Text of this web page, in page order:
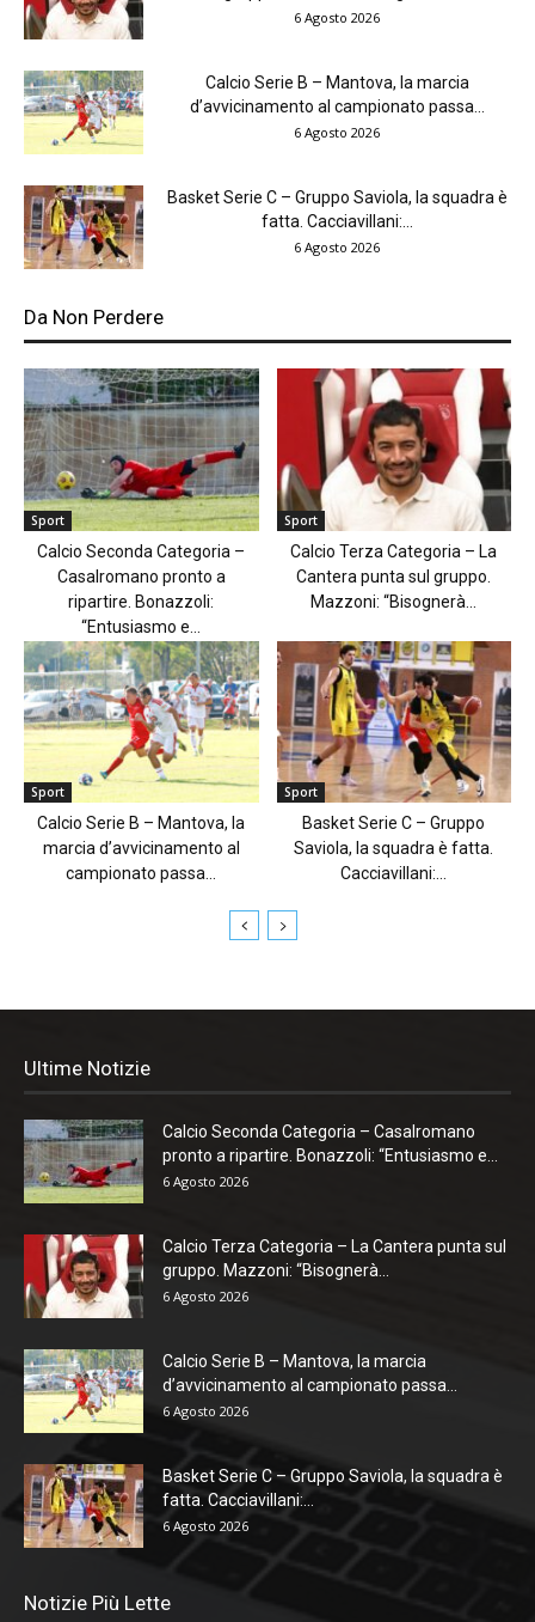
6 Agosto 2026
Calcio Serie B – Mantova, la marcia
d’avvicinamento al campionato passa...
6 Agosto 2026
Basket Serie C – Gruppo Saviola, la squadra è
fatta. Cacciavillani:...
6 Agosto 2026
Da Non Perdere
Sport
Calcio Seconda Categoria –
Casalromano pronto a
ripartire. Bonazzoli:
“Entusiasmo e...
Sport
Calcio Terza Categoria – La
Cantera punta sul gruppo.
Mazzoni: “Bisognerà...
Sport
Calcio Serie B – Mantova, la
marcia d’avvicinamento al
campionato passa...
Sport
Basket Serie C – Gruppo
Saviola, la squadra è fatta.
Cacciavillani:...
Ultime Notizie
Calcio Seconda Categoria – Casalromano
pronto a ripartire. Bonazzoli: “Entusiasmo e...
6 Agosto 2026
Calcio Terza Categoria – La Cantera punta sul
gruppo. Mazzoni: “Bisognerà...
6 Agosto 2026
Calcio Serie B – Mantova, la marcia
d’avvicinamento al campionato passa...
6 Agosto 2026
Basket Serie C – Gruppo Saviola, la squadra è
fatta. Cacciavillani:...
6 Agosto 2026
Notizie Più Lette